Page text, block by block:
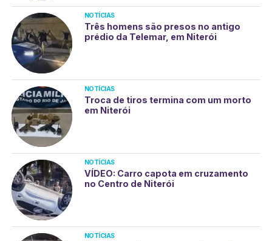
NOTÍCIAS
Três homens são presos no antigo
prédio da Telemar, em Niterói
NOTÍCIAS
Troca de tiros termina com um morto
em Niterói
NOTÍCIAS
VÍDEO: Carro capota em cruzamento
no Centro de Niterói
NOTÍCIAS